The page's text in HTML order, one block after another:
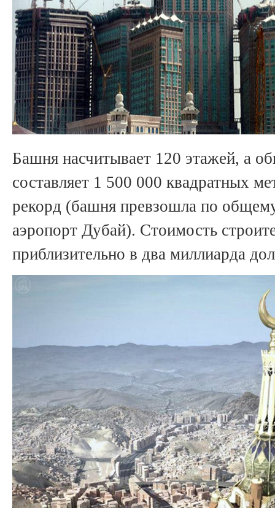
Башня насчитывает 120 этажей, а
составляет 1 500 000 квадратных
рекорд (башня превзошла по
аэропорт Дубай). Стоимость
приблизительно в два миллиарда